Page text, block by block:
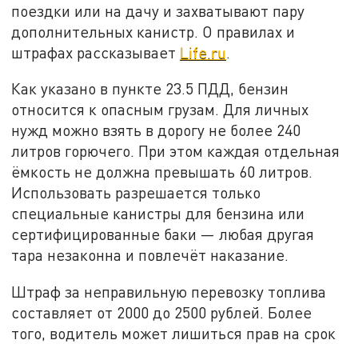
поездки или на дачу и захватывают пару
дополнительных канистр. О правилах и
штрафах рассказывает Life.ru.
Как указано в пункте 23.5 ПДД, бензин
относится к опасным грузам. Для личных
нужд можно взять в дорогу не более 240
литров горючего. При этом каждая отдельная
ёмкость не должна превышать 60 литров.
Использовать разрешается только
специальные канистры для бензина или
сертифицированные баки — любая другая
тара незаконна и повлечёт наказание.
Штраф за неправильную перевозку топлива
составляет от 2000 до 2500 рублей. Более
того, водитель может лишиться прав на срок